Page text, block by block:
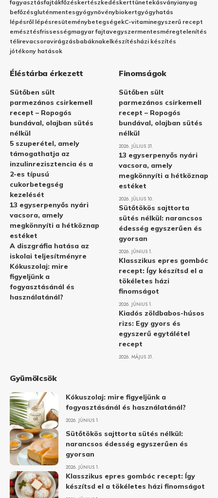
fagyasztásfajtákfőzéskertészkedéskerttünetekásványianyag
befőzésgluténmentesgyógynövénybiokertgyógyhatás
lépésről lépésresüteménybetegségekC-vitaminegyszerű recept
emésztésfrissességmagyar fajtavegyszermentesméregtelenítés
télirevacsoravirágzásbabáknakelkészítésházi készítés
jótékony hatások
Éléstárba érkezett
Sütőben sült
parmezános csirkemell
recept – Ropogós
bundával, olajban sütés
nélkül
5 szuperétel, amely
támogathatja az
inzulinrezisztencia és a
2-es típusú
cukorbetegség
kezelését
13 egyserpenyős nyári
vacsora, amely
megkönnyíti a hétköznap
estéket
A diszgráfia hatása az
iskolai teljesítményre
Kókuszolaj: mire
figyeljünk a
fogyasztásánál és
használatánál?
Finomságok
Sütőben sült
parmezános csirkemell
recept – Ropogós
bundával, olajban sütés
nélkül
2026. JÚLIUS 31.
13 egyserpenyős nyári
vacsora, amely
megkönnyíti a hétköznap
estéket
2026. JÚLIUS 10.
Sütőtökös sajttorta
sütés nélkül: narancsos
édesség egyszerűen és
gyorsan
2026. JÚNIUS 1.
Klasszikus epres gombóc
recept: Így készítsd el a
tökéletes házi
finomságot
2026. JÚNIUS 1.
Kiadós zöldbabos-húsos
rizs: Egy gyors és
egyszerű egytálétel
recept
2026. MÁJUS 31.
Gyümölcsök
Kókuszolaj: mire figyeljünk a
fogyasztásánál és használatánál?
2026. JÚNIUS 1.
Sütőtökös sajttorta sütés nélkül:
narancsos édesség egyszerűen és
gyorsan
2026. JÚNIUS 1.
Klasszikus epres gombóc recept: Így
készítsd el a tökéletes házi finomságot